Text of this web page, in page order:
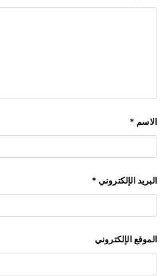
الاسم *
البريد الإلكتروني *
الموقع الإلكتروني